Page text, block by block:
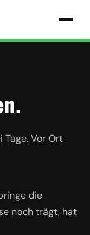
Tage. Vor Ort
die
noch trägt, hat